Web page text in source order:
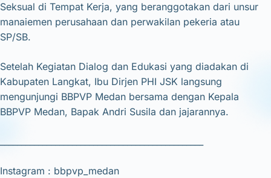
Seksual di Tempat Kerja, yang beranggotakan dari unsur
manaiemen perusahaan dan perwakilan pekeria atau
SP/SB.
Setelah Kegiatan Dialog dan Edukasi yang diadakan di
Kabupaten Langkat, Ibu Dirjen PHI JSK langsung
mengunjungi BBPVP Medan bersama dengan Kepala
BBPVP Medan, Bapak Andri Susila dan jajarannya.
Instagram : bbpvp_medan